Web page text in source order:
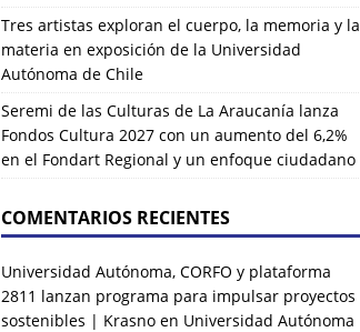
Tres artistas exploran el cuerpo, la memoria y la
materia en exposición de la Universidad
Autónoma de Chile
Seremi de las Culturas de La Araucanía lanza
Fondos Cultura 2027 con un aumento del 6,2%
en el Fondart Regional y un enfoque ciudadano
COMENTARIOS RECIENTES
Universidad Autónoma, CORFO y plataforma
2811 lanzan programa para impulsar proyectos
sostenibles | Krasnoen Universidad Autónoma